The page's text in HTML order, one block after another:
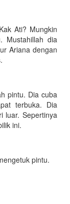
Ati? Mungkin
Mustahillah dia
Ariana dengan
pintu. Dia cuba
terbuka. Dia
luar. Sepertinya
ini.
pintu.